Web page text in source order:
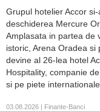
Grupul hotelier Accor
deschiderea Mercure
Amplasata in partea de
istoric, Arena Oradea si
devine al 26-lea hotel
Hospitality, companie
si pe piete internationale.
03.08.2026 | Finante-Banci